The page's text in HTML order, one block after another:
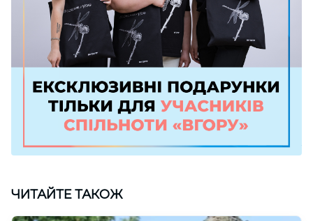
ЧИТАЙТЕ ТАКОЖ